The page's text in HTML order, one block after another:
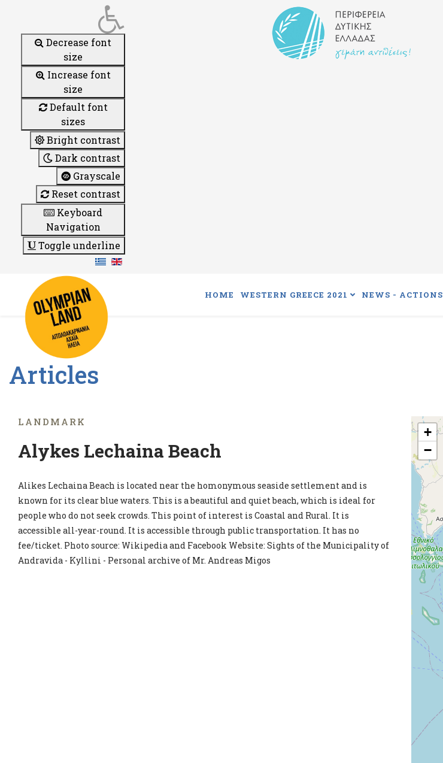
Decrease font
size
Increase font
size
Default font
sizes
Bright contrast
Dark contrast
Grayscale
Reset contrast
Keyboard
Navigation
Toggle underline
HOME WESTERN GREECE 2021 NEWS - ACTIONS
Articles
LANDMARK
Alykes Lechaina Beach
Alikes Lechaina Beach is located near the homonymous seaside settlement and is
known for its clear blue waters. This is a beautiful and quiet beach, which is ideal for
people who do not seek crowds. This point of interest is Coastal and Rural. It is
accessible all-year-round. It is accessible through public transportation. It has no
fee/ticket. Photo source: Wikipedia and Facebook Website: Sights of the Municipality of
Andravida - Kyllini - Personal archive of Mr. Andreas Migos
+
−